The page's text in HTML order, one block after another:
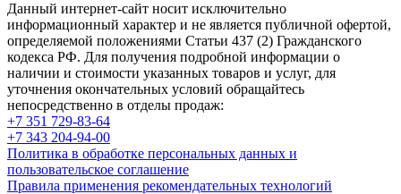
Данный интернет-сайт носит исключительно
информационный характер и не является публичной офертой,
определяемой положениями Статьи 437 (2) Гражданского
кодекса РФ. Для получения подробной информации о
наличии и стоимости указанных товаров и услуг, для
уточнения окончательных условий обращайтесь
непосредственно в отделы продаж:
+7 351 729-83-64
+7 343 204-94-00
Политика в обработке персональных данных и
пользовательское соглашение
Правила применения рекомендательных технологий